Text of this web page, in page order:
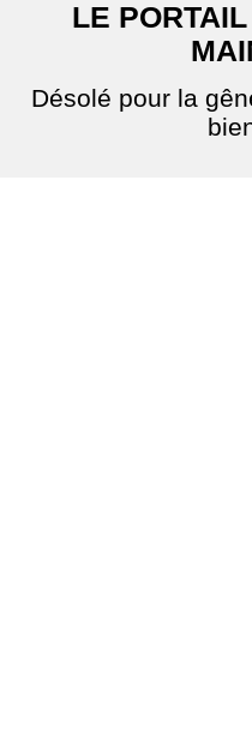
LE
Désolé pour la